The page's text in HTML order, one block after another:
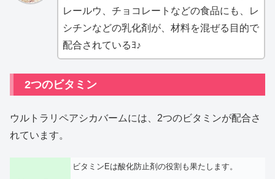
レールウ、チョコレートなどの食品にも、レ
シチンなどの乳化剤が、材料を混ぜる目的で
配合されているﾖ♪
2つのビタミン
ウルトラリペアシカバームには、2つのビタミンが配合さ
れています。
ビタミンEは酸化防止剤の役割も果たします。